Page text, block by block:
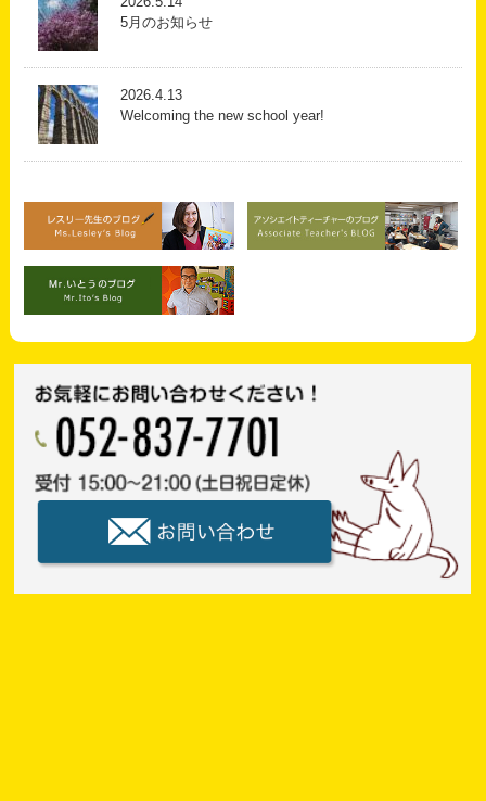
5月のお知らせ
2026.4.13
Welcoming the new school year!